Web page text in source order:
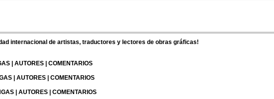
internacional de artistas, traductores y lectores de obras gráficas!
| AUTORES | COMENTARIOS
| AUTORES | COMENTARIOS
| AUTORES | COMENTARIOS